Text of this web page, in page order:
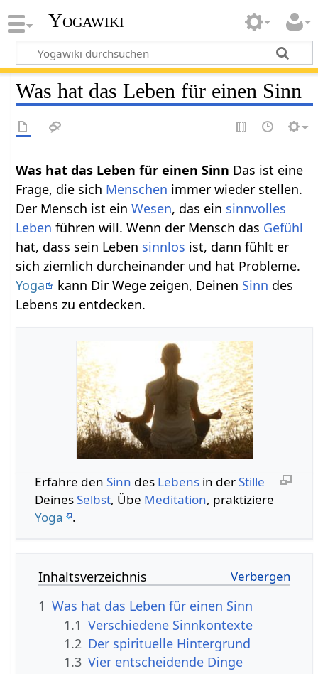
Yogawiki
Was hat das Leben für einen Sinn
Was hat das Leben für einen Sinn Das ist eine
Frage, die sich Menschen immer wieder stellen.
Der Mensch ist einWesen, das ein sinnvolles
Leben führen will. Wenn der Mensch das Gefühl
hat, dass sein Leben sinnlos ist, dann fühlt er
sich ziemlich durcheinander und hat Probleme.
Yoga
kann Dir Wege zeigen, Deinen Sinn des
Lebens zu entdecken.
Erfahre den Sinn des Lebensin der Stille
Deines Selbst, Übe Meditation, praktiziere
Yoga
.
Inhaltsverzeichnis
1 Was hat das Leben für einen Sinn
1.1 Verschiedene Sinnkontexte
1.2 Der spirituelle Hintergrund
1.3 Vier entscheidende Dinge